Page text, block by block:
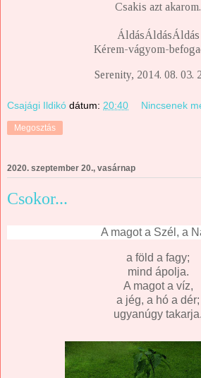
Csakis azt akarom.
ÁldásÁldásÁldás
Kérem-vágyom-
Serenity, 2014. 08. 03.
Csajági Ildikó dátum: 20:40 Nincsenek
Megosztás
2020. szeptember 20., vasárnap
Csokor...
A magot a Szél, a
a föld a fagy;
mind ápolja.
A magot a víz,
a jég, a hó a dér;
ugyanúgy takarja.